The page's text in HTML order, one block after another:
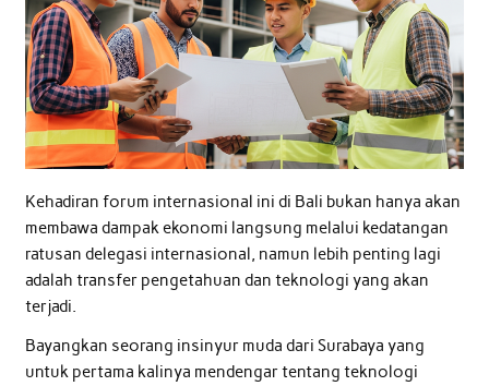
Kehadiran forum internasional ini di Bali bukan hanya akan
membawa dampak ekonomi langsung melalui kedatangan
ratusan delegasi internasional, namun lebih penting lagi
adalah transfer pengetahuan dan teknologi yang akan
terjadi.
Bayangkan seorang insinyur muda dari Surabaya yang
untuk pertama kalinya mendengar tentang teknologi